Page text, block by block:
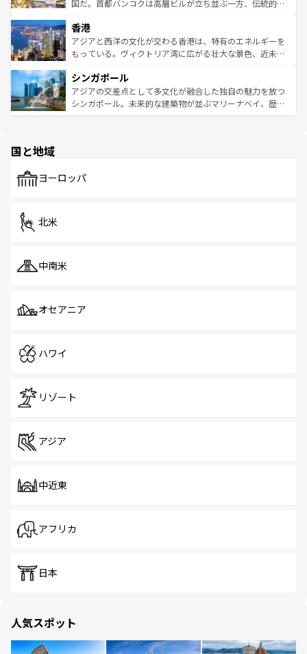
醸し出している。また、バラエティの豊かさとおいしさで
とつ。フォーやバインミー、ベトナムコーヒーなどは、ぜ
ひ現地で味わいたい。どの地域を訪れてもあたたかい人々
が旅行者を迎えてくれるので、きっと忘れられない旅にな
参照してほしい。
国だ。首都バンコクは高層ビルが立ち並ぶ一方、伝統的な
の活気が交差している。北部ではチェンマイなどの山岳地
帯で自然と触れ合い、南部ではプーケットやクラビの美し
いビーチでリゾート気分を楽しむことができる。タイ料理
激する。気候は一年中温暖で、どの季節にも異なる楽しみ
が待っている。親しみやすいタイの人々、仏教を中心とし
た文化、そして多様な観光資源が、訪れる旅人を魅了し続
香港
アジアと西洋の文化が交わる香港は、特有のエネルギーを
もっている。ヴィクトリア湾に広がる壮大な景色、近未来
み、どこを訪れても感動するはず。観光スポットが密集し
ており、効率よく見どころを回れるのも魅力。息をのむよ
うな絶景から文化的な体験まで、香港を存分に楽しみ尽く
シンガポール
アジアの交差点として多文化が融合した独自の魅力を放つ
シンガポール。未来的な建築物が並ぶマリーナベイ、歴史
で、ホーカーズは地元の風情を楽しめる外せないスポット
国と地域
ヨーロッパ
北米
中南米
オセアニア
ハワイ
リゾート
アジア
中近東
アフリカ
日本
人気スポット